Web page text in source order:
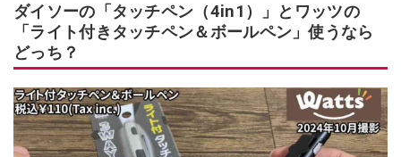
ダイソーの「タッチペン（4in1）」とワッツの
「ライト付きタッチペン＆ボールペン」使うなら
どっち？